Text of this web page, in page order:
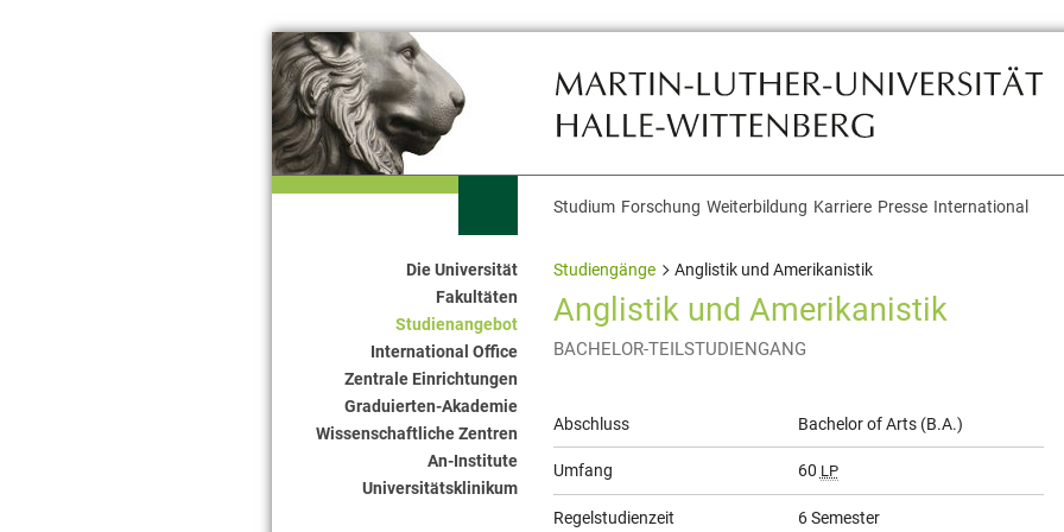
Themennavigation
Studium Forschung Weiterbildung Karriere Presse International
Seitennavigation
Die Universität
Fakultäten
Studienangebot
International Office
Zentrale Einrichtungen
Graduierten-Akademie
Wissenschaftliche Zentren
An-Institute
Universitätsklinikum
Studiengänge Anglistik und Amerikanistik
Anglistik und Amerikanistik
BACHELOR-TEILSTUDIENGANG
Allgemeine
Informationen
Abschluss Bachelor of Arts (B.A.)
Umfang 60 LP
Regelstudienzeit 6 Semester